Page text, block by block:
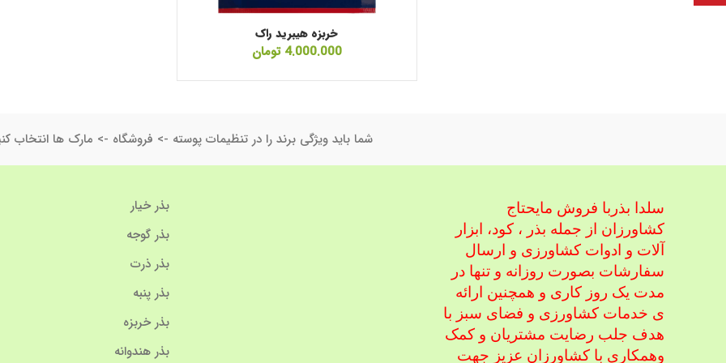
خربزه هیبرید راک
4.000.000 تومان
شما باید ویژگی برند را در تنظیمات پوسته -> فروشگاه -> مارک ها انتخاب
سلدا بذربا فروش مایحتاج
کشاورزان از جمله بذر ، کود، ابزار
آلات و ادوات کشاورزی و ارسال
سفارشات بصورت روزانه و تنها در
مدت یک روز کاری و همچنین ارائه
ی خدمات کشاورزی و فضای سبز با
هدف جلب رضایت مشتریان و کمک
وهمکاری با کشاورزان عزیز جهت
بذر خیار
بذر گوجه
بذر ذرت
بذر پنبه
بذر خربزه
بذر هندوانه